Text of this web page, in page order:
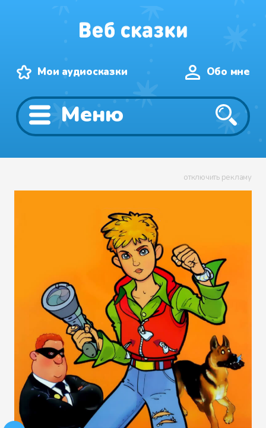
Мои аудиосказки Обо мне
Меню
отключить рекламу